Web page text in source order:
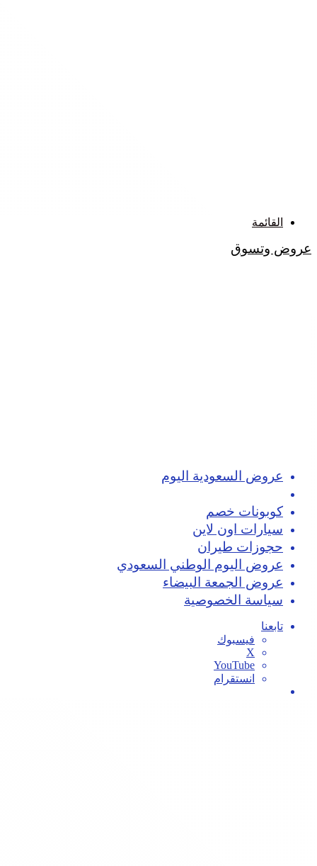
القائمة
عروض وتسوق
عروض السعودية اليوم
كوبونات خصم
سيارات اون لاين
حجوزات طيران
عروض اليوم الوطني السعودي
عروض الجمعة البيضاء
سياسة الخصوصية
تابعنا
فيسبوك
‫X
‫YouTube
انستقرام